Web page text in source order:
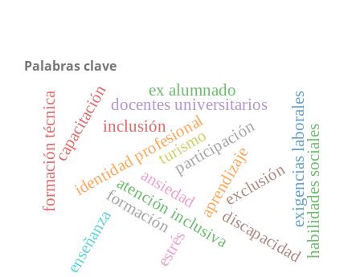
Palabras clave
formación
atención inclusiva
identidad profesional
enseñanza
aprendizaje
inclusión
exclusión
discapacidad
capacitación
estrés
ansiedad exigencias laborales
docentes universitarios
formación técnica turismo habilidades sociales
participación
ex alumnado